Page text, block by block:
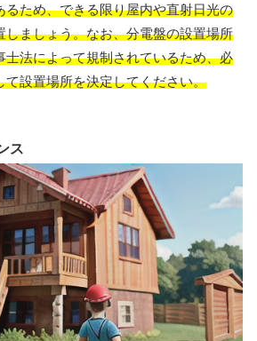
るため、できる限り屋内や直射日光の
しましょう。なお、分電盤の設置場所
士法によって規制されているため、必
て設置場所を決定してください。
ス